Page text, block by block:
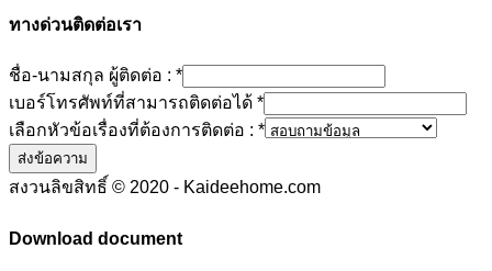
ทางด่วนติดต่อเรา
ชื่อ-นามสกุล ผู้ติดต่อ : *
เบอร์โทรศัพท์ที่สามารถติดต่อได้ *
เลือกหัวข้อเรื่องที่ต้องการติดต่อ : *
ส่งข้อความ
สงวนลิขสิทธิ์ © 2020 - Kaideehome.com
Download document